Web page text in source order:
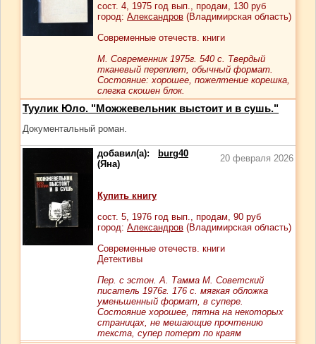
сост. 4, 1975 год вып., продам, 130 руб
город: Александров (Владимирская область)
Современные отечеств. книги
М. Современник 1975г. 540 с. Твердый
тканевый переплет, обычный формат.
Cостояние: хорошее, пожелтение корешка,
слегка скошен блок.
Туулик Юло. "Можжевельник выстоит и в сушь."
Документальный роман.
добавил(а):
burg40
(Яна)
20 февраля 2026
Купить книгу
сост. 5, 1976 год вып., продам, 90 руб
город: Александров (Владимирская область)
Современные отечеств. книги
Детективы
Пер. с эстон. А. Тамма М. Советский
писатель 1976г. 176 с. мягкая обложка
уменьшенный формат, в супере.
Состояние хорошее, пятна на некоторых
страницах, не мешающие прочтению
текста, супер потерт по краям